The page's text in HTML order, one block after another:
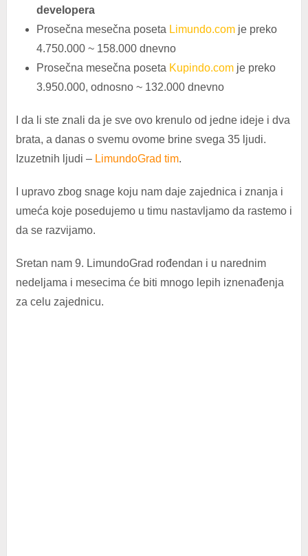
developera
Prosečna mesečna poseta Limundo.comje preko
4.750.000 ~ 158.000 dnevno
Prosečna mesečna poseta Kupindo.comje preko
3.950.000, odnosno ~ 132.000 dnevno
I da li ste znali da je sve ovo krenulo od jedne ideje i dva
brata, a danas o svemu ovome brine svega 35 ljudi.
Izuzetnih ljudi – LimundoGrad tim.
I upravo zbog snage koju nam daje zajednica i znanja i
umeća koje posedujemo u timu nastavljamo da rastemo i
da se razvijamo.
Sretan nam 9. LimundoGrad rođendan i u narednim
nedeljama i mesecima će biti mnogo lepih iznenađenja
za celu zajednicu.